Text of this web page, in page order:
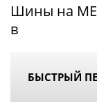
Шины на
в
БЫСТРЫЙ